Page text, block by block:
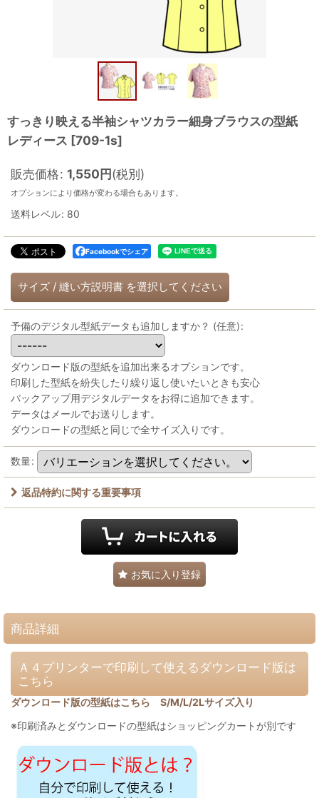
すっきり映える半袖シャツカラー細身ブラウスの型紙
レディース [709-1s]
販売価格: 1,550円(税別)
オプションにより価格が変わる場合もあります。
送料レベル: 80
Facebookでシェア
サイズ / 縫い方説明書 を選択してください
予備のデジタル型紙データも追加しますか？ (任意):
ダウンロード版の型紙を追加出来るオプションです。
印刷した型紙を紛失したり繰り返し使いたいときも安心
バックアップ用デジタルデータをお得に追加できます。
データはメールでお送りします。
ダウンロードの型紙と同じで全サイズ入りです。
数量:
返品特約に関する重要事項
お気に入り登録
商品詳細
Ａ４プリンターで印刷して使えるダウンロード版は
こちら
ダウンロード版の型紙はこちら S/M/L/2Lサイズ入り
※印刷済みとダウンロードの型紙はショッピングカートが別です